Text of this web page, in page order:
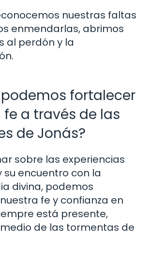
nuestras faltas
enmendarlas, abrimos
al perdón y la
fortalecer
a través de las
de Jonás?
sobre las experiencias
su encuentro con la
divina, podemos
fe y confianza en
está presente,
de las tormentas de